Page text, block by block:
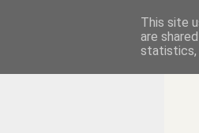
This site
are
statistics,